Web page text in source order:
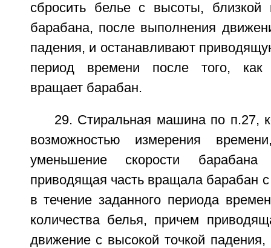
сбросить белье с высоты,
барабана, после выполнения
падения, и останавливают
период времени после того, как
вращает барабан.
29. Стиральная машина по п.27,
возможностью измерения
уменьшение скорости
приводящая часть вращала барабан
в течение заданного периода
количества белья, причем
движение с высокой точкой падения,